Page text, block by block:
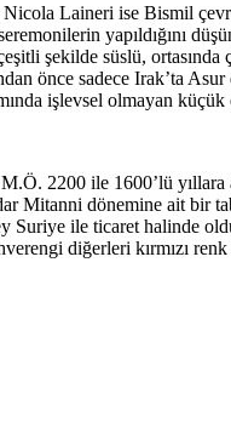
Laineri ise Bismil
yapıldığını
şekilde süslü,
önce sadece Irak’ta
işlevsel olmayan
M.Ö. 2200 ile 1600’lü
Mitanni dönemine ait bir
ile ticaret halinde
diğerleri kırmızı renk